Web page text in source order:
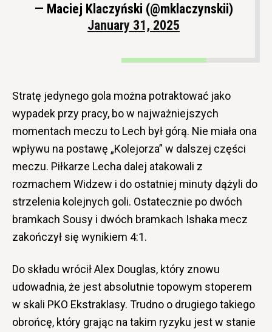
— Maciej Klaczyński (@mklaczynskii)
January 31, 2025
Stratę jedynego gola można potraktować jako
wypadek przy pracy, bo w najważniejszych
momentach meczu to Lech był górą. Nie miała ona
wpływu na postawę „Kolejorza” w dalszej części
meczu. Piłkarze Lecha dalej atakowali z
rozmachem Widzew i do ostatniej minuty dążyli do
strzelenia kolejnych goli. Ostatecznie po dwóch
bramkach Sousy i dwóch bramkach Ishaka mecz
zakończył się wynikiem 4:1.
Do składu wrócił Alex Douglas, który znowu
udowadnia, że jest absolutnie topowym stoperem
w skali PKO Ekstraklasy. Trudno o drugiego takiego
obrońcę, który grając na takim ryzyku jest w stanie